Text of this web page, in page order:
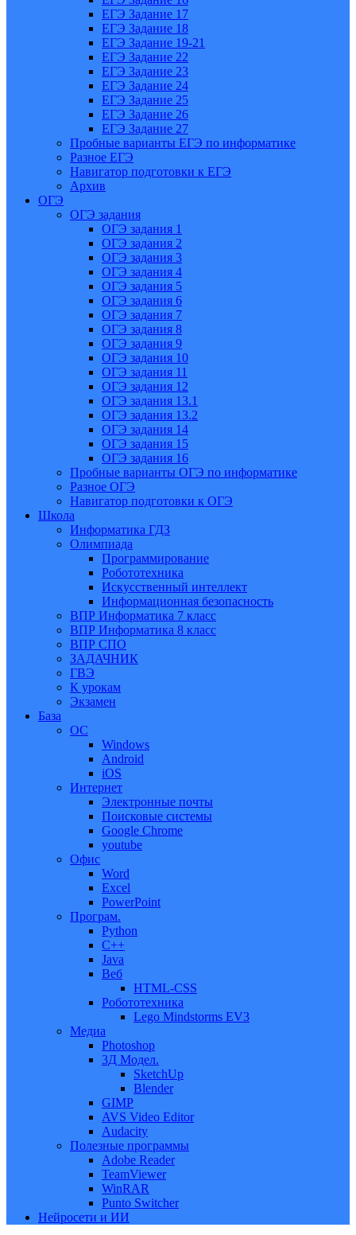
ЕГЭ Задание 17
ЕГЭ Задание 18
ЕГЭ Задание 19-21
ЕГЭ Задание 22
ЕГЭ Задание 23
ЕГЭ Задание 24
ЕГЭ Задание 25
ЕГЭ Задание 26
ЕГЭ Задание 27
Пробные варианты ЕГЭ по информатике
Разное ЕГЭ
Навигатор подготовки к ЕГЭ
Архив
ОГЭ
ОГЭ задания
ОГЭ задания 1
ОГЭ задания 2
ОГЭ задания 3
ОГЭ задания 4
ОГЭ задания 5
ОГЭ задания 6
ОГЭ задания 7
ОГЭ задания 8
ОГЭ задания 9
ОГЭ задания 10
ОГЭ задания 11
ОГЭ задания 12
ОГЭ задания 13.1
ОГЭ задания 13.2
ОГЭ задания 14
ОГЭ задания 15
ОГЭ задания 16
Пробные варианты ОГЭ по информатике
Разное ОГЭ
Навигатор подготовки к ОГЭ
Школа
Информатика ГДЗ
Олимпиада
Программирование
Робототехника
Искусственный интеллект
Информационная безопасность
ВПР Информатика 7 класс
ВПР Информатика 8 класс
ВПР СПО
ЗАДАЧНИК
ГВЭ
К урокам
Экзамен
База
ОС
Windows
Android
iOS
Интернет
Электронные почты
Поисковые системы
Google Chrome
youtube
Офис
Word
Excel
PowerPoint
Програм.
Python
C++
Java
Веб
HTML-CSS
Робототехника
Lego Mindstorms EV3
Медиа
Photoshop
3Д Модел.
SketchUp
Blender
GIMP
AVS Video Editor
Audacity
Полезные программы
Adobe Reader
TeamViewer
WinRAR
Punto Switcher
Нейросети и ИИ